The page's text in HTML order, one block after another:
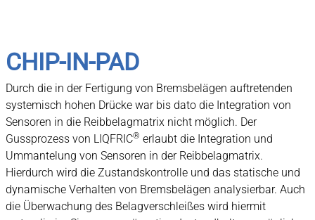
CHIP-IN-PAD
Durch die in der Fertigung von Bremsbelägen auftretenden
systemisch hohen Drücke war bis dato die Integration von
Sensoren in die Reibbelagmatrix nicht möglich. Der
Gussprozess von LIQFRIC® erlaubt die Integration und
Ummantelung von Sensoren in der Reibbelagmatrix.
Hierdurch wird die Zustandskontrolle und das statische und
dynamische Verhalten von Bremsbelägen analysierbar. Auch
die Überwachung des Belagverschleißes wird hiermit